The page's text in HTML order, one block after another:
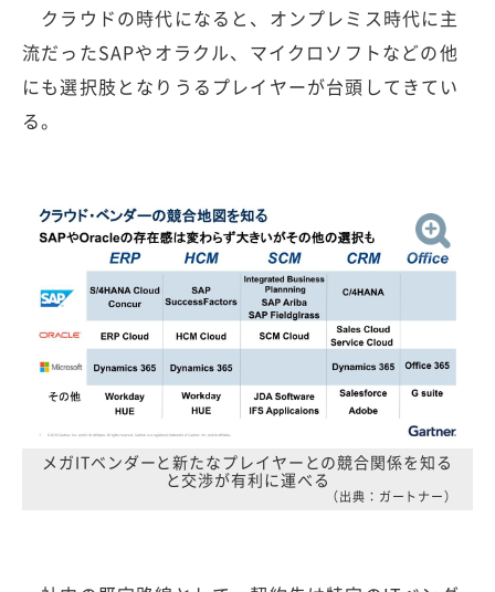
クラウドの時代になると、オンプレミス時代に主
流だったSAPやオラクル、マイクロソフトなどの他
にも選択肢となりうるプレイヤーが台頭してきてい
る。
メガITベンダーと新たなプレイヤーとの競合関係を知る
と交渉が有利に運べる
（出典：ガートナー）